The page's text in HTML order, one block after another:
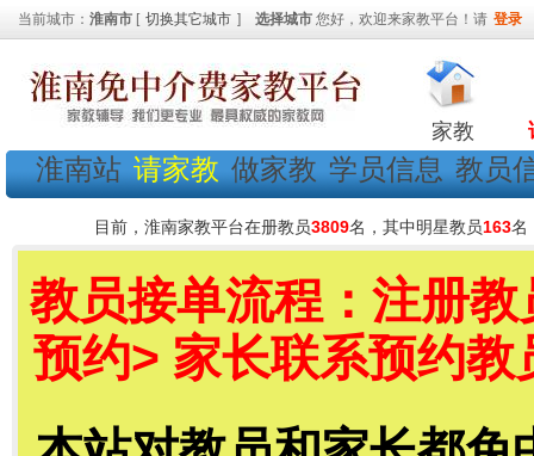
当前城市： 淮南市 [ 切换其它城市 ] 选择城市 您好，欢迎来家教平台！请 登录
家教
淮南站 请家教 做家教 学员信息 教员
目前，淮南家教平台在册教员3809名，其中明星教员163名
教员接单流程：注册
预约> 家长联系预约教